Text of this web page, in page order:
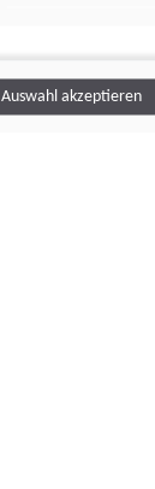
Auswahl akzeptieren